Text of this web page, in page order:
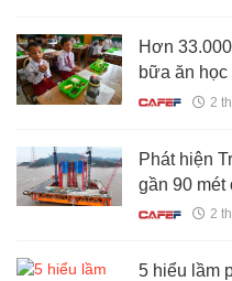
Hơn
bữa ăn
khống chi2
Phát hiện
gần 90 mét
toà nhà
2
5 hiểu lầm